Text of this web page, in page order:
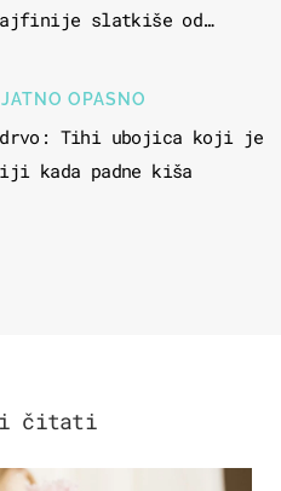
slatkiše od
OPASNO
drvo: Tihi ubojica koji je
kada padne kiša
čitati